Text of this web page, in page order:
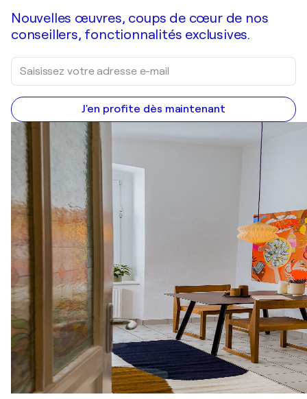
Nouvelles œuvres, coups de cœur de nos
conseillers, fonctionnalités exclusives.
J'en profite dès maintenant